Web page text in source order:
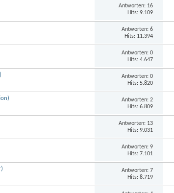
Antworten: 16
Hits: 9.109
Antworten: 6
Hits: 11.394
Antworten: 0
Hits: 4.647
Antworten: 0
Hits: 5.820
Antworten: 2
Hits: 6.809
Antworten: 13
Hits: 9.031
Antworten: 9
Hits: 7.101
Antworten: 7
Hits: 8.719